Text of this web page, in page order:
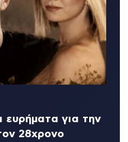
για την
28χρονο